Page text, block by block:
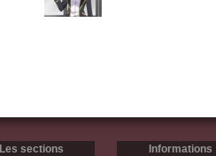
Les sections
Informations